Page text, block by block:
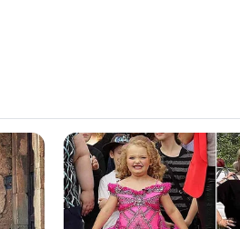
10 Desain Kanopi
Tidur, Serasa
Kamar Raja